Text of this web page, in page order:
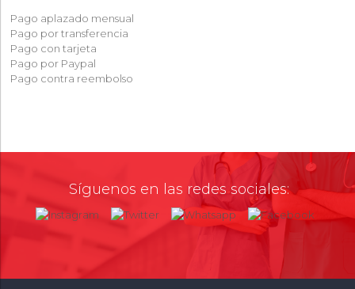
Pago aplazado mensual
Pago por transferencia
Pago con tarjeta
Pago por Paypal
Pago contra reembolso
Síguenos en las redes sociales: